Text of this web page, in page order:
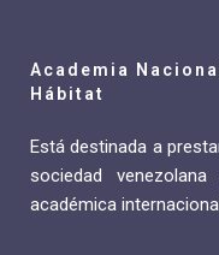
Academia
Hábitat
Está destinada a
sociedad
académica